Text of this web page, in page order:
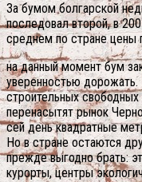
За бумом болгарской
последовал второй, в
среднем по стране цены
на данный момент бум
уверенностью дорожать.
строительных
перенасытят рынок
сей день квадратные
Но в стране остаются
прежде выгодно брать:
курорты, центры